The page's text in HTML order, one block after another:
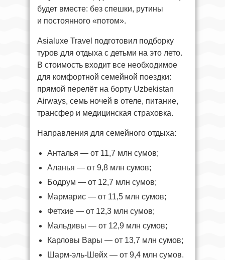
будет вместе: без спешки, рутины
и постоянного «потом».
Asialuxe Travel подготовил подборку
туров для отдыха с детьми на это лето.
В стоимость входит все необходимое
для комфортной семейной поездки:
прямой перелёт на борту Uzbekistan
Airways, семь ночей в отеле, питание,
трансфер и медицинская страховка.
Направления для семейного отдыха:
Анталья — от 11,7 млн сумов;
Аланья — от 9,8 млн сумов;
Бодрум — от 12,7 млн сумов;
Мармарис — от 11,5 млн сумов;
Фетхие — от 12,3 млн сумов;
Мальдивы — от 12,9 млн сумов;
Карловы Вары — от 13,7 млн сумов;
Шарм-эль-Шейх — от 9,4 млн сумов.